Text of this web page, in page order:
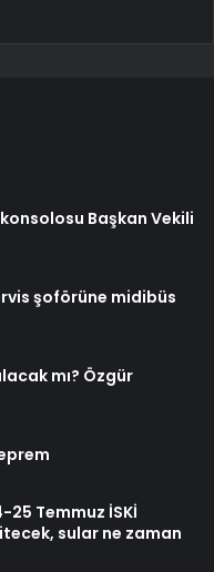
Başkan Vekili
şoförüne midibüs
mı? Özgür
25 Temmuz İSKİ
sular ne zaman